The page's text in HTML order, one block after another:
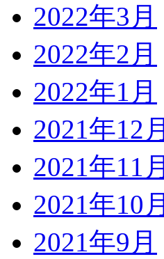
2022年3月
2022年2月
2022年1月
2021年12月
2021年11月
2021年10月
2021年9月